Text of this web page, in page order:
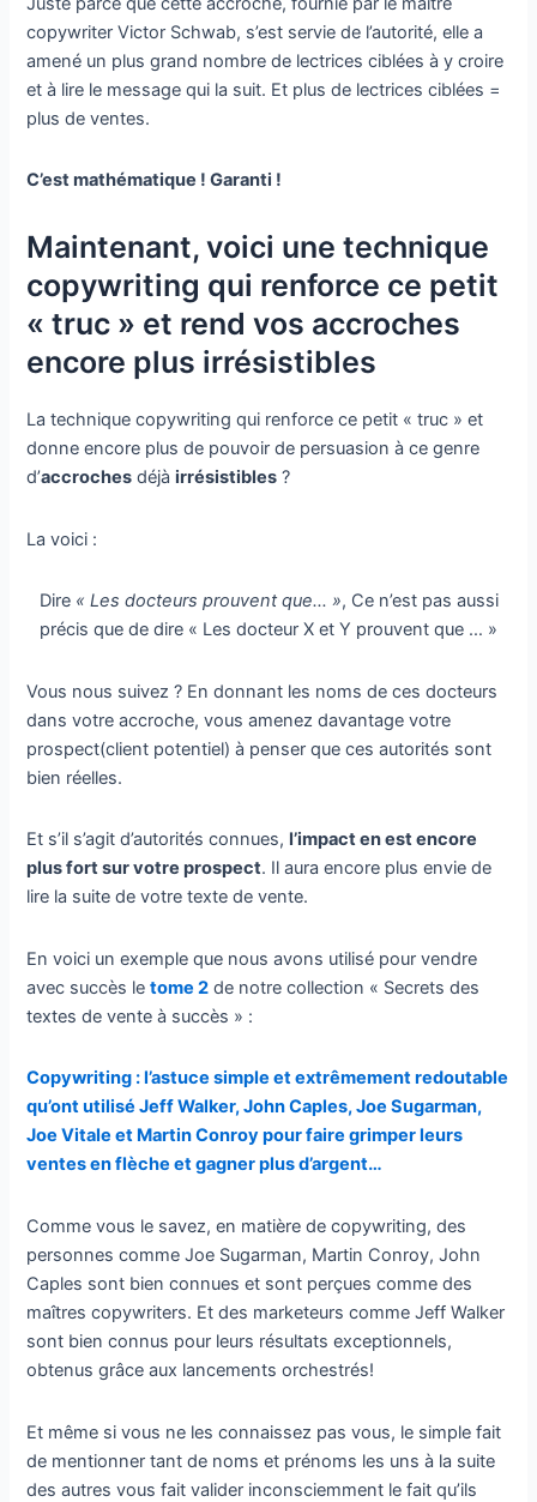
copywriter Victor Schwab, s’est servie de l’autorité, elle a
amené un plus grand nombre de lectrices ciblées à y croire
et à lire le message qui la suit. Et plus de lectrices ciblées =
plus de ventes.
C’est mathématique ! Garanti !
Maintenant, voici une technique
copywriting qui renforce ce petit
« truc » et rend vos accroches
encore plus irrésistibles
La technique copywriting qui renforce ce petit « truc » et
donne encore plus de pouvoir de persuasion à ce genre
d’accroches déjàirrésistibles ?
La voici :
Dire « Les docteurs prouvent que… », Ce n’est pas aussi
précis que de dire « Les docteur X et Y prouvent que … »
Vous nous suivez ? En donnant les noms de ces docteurs
dans votre accroche, vous amenez davantage votre
prospect(client potentiel) à penser que ces autorités sont
bien réelles.
Et s’il s’agit d’autorités connues,l’impact en est encore
plus fort sur votre prospect. Il aura encore plus envie de
lire la suite de votre texte de vente.
En voici un exemple que nous avons utilisé pour vendre
avec succès letome 2 de notre collection « Secrets des
textes de vente à succès » :
Copywriting : l’astuce simple et extrêmement redoutable
qu’ont utilisé Jeff Walker, John Caples, Joe Sugarman,
Joe Vitale et Martin Conroy pour faire grimper leurs
ventes en flèche et gagner plus d’argent…
Comme vous le savez, en matière de copywriting, des
personnes comme Joe Sugarman, Martin Conroy, John
Caples sont bien connues et sont perçues comme des
maîtres copywriters. Et des marketeurs comme Jeff Walker
sont bien connus pour leurs résultats exceptionnels,
obtenus grâce aux lancements orchestrés!
Et même si vous ne les connaissez pas vous, le simple fait
de mentionner tant de noms et prénoms les uns à la suite
des autres vous fait valider inconsciemment le fait qu’ils